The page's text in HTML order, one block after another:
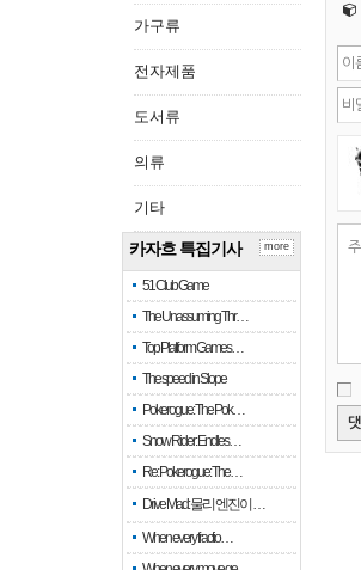
가구류
전자제품
도서류
의류
기타
카자흐 특집기사
51 Club Game
The Unassuming Thr…
Top Platform Games…
The speed in Slope
Pokerogue: The Pok…
Snow Rider: Endles…
Re: Pokerogue: The…
Drive Mad: 물리 엔진이 …
When every fractio…
more